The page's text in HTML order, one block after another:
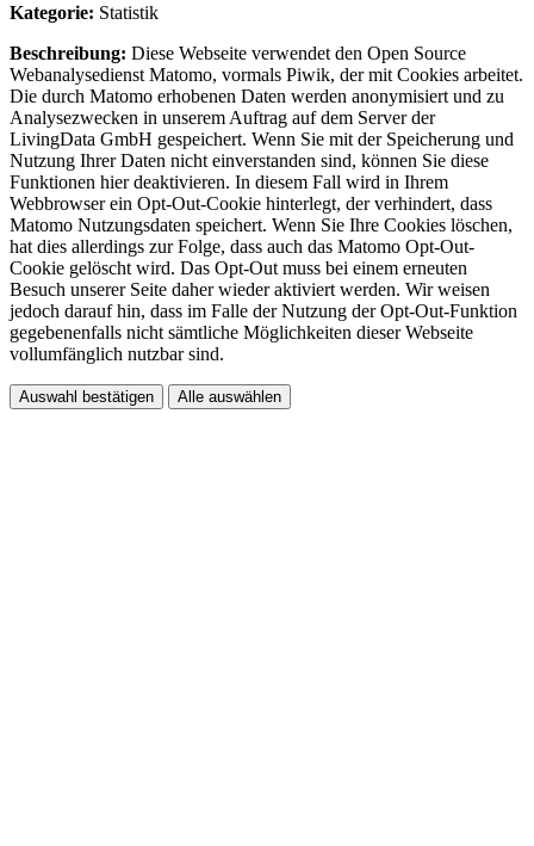
Kategorie: Statistik
Beschreibung: Diese Webseite verwendet den Open Source
Webanalysedienst Matomo, vormals Piwik, der mit Cookies arbeitet.
Die durch Matomo erhobenen Daten werden anonymisiert und zu
Analysezwecken in unserem Auftrag auf dem Server der
LivingData GmbH gespeichert. Wenn Sie mit der Speicherung und
Nutzung Ihrer Daten nicht einverstanden sind, können Sie diese
Funktionen hier deaktivieren. In diesem Fall wird in Ihrem
Webbrowser ein Opt-Out-Cookie hinterlegt, der verhindert, dass
Matomo Nutzungsdaten speichert. Wenn Sie Ihre Cookies löschen,
hat dies allerdings zur Folge, dass auch das Matomo Opt-Out-
Cookie gelöscht wird. Das Opt-Out muss bei einem erneuten
Besuch unserer Seite daher wieder aktiviert werden. Wir weisen
jedoch darauf hin, dass im Falle der Nutzung der Opt-Out-Funktion
gegebenenfalls nicht sämtliche Möglichkeiten dieser Webseite
vollumfänglich nutzbar sind.
Auswahl bestätigen Alle auswählen